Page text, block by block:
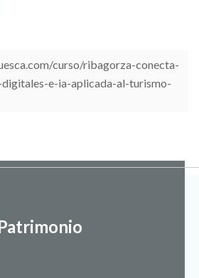
curso/ribagorza-conecta-
e-ia-aplicada-al-turismo-